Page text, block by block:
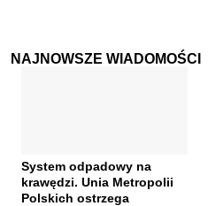
NAJNOWSZE WIADOMOŚCI
System odpadowy na
krawędzi. Unia Metropolii
Polskich ostrzega